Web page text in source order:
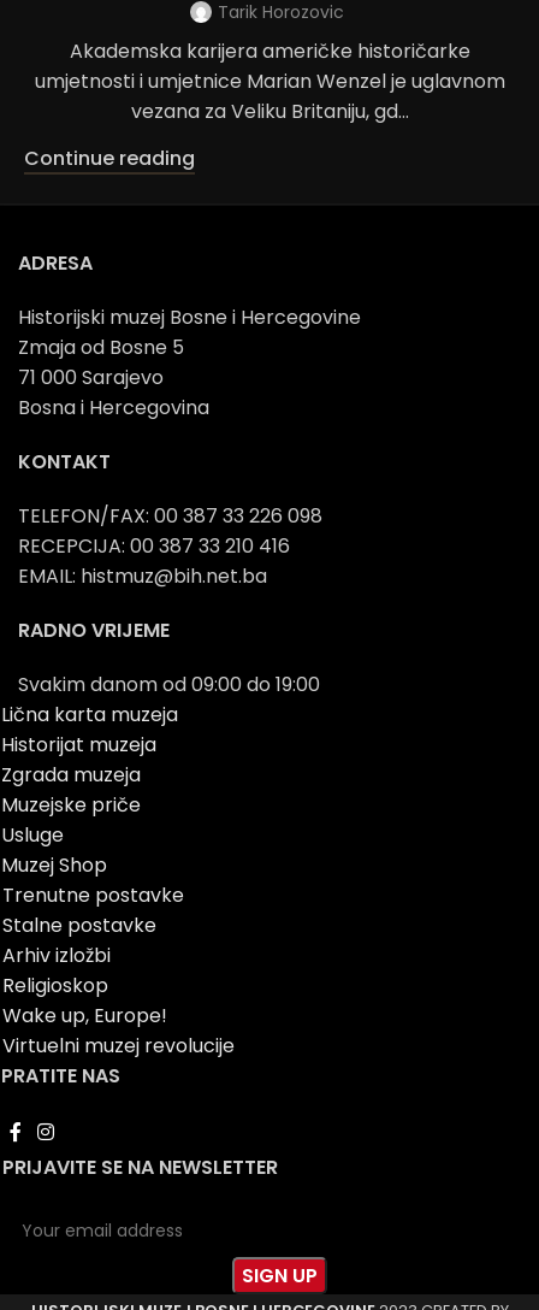
Tarik Horozovic
Akademska karijera američke historičarke
umjetnosti i umjetnice Marian Wenzel je uglavnom
vezana za Veliku Britaniju, gd...
Continue reading
ADRESA
Historijski muzej Bosne i Hercegovine
Zmaja od Bosne 5
71 000 Sarajevo
Bosna i Hercegovina
KONTAKT
TELEFON/FAX: 00 387 33 226 098
RECEPCIJA: 00 387 33 210 416
EMAIL: histmuz@bih.net.ba
RADNO VRIJEME
Svakim danom od 09:00 do 19:00
Lična karta muzeja
Historijat muzeja
Zgrada muzeja
Muzejske priče
Usluge
Muzej Shop
Trenutne postavke
Stalne postavke
Arhiv izložbi
Religioskop
Wake up, Europe!
Virtuelni muzej revolucije
PRATITE NAS
PRIJAVITE SE NA NEWSLETTER